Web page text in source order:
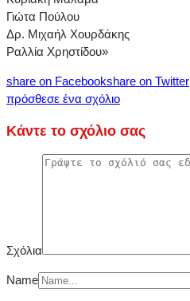
Γιώτα Πούλου
Δρ. Μιχαήλ Χουρδάκης
Ραλλία Χρηστίδου»
share on Facebookshare on Twitter
πρόσθεσε ένα σχόλιο
Κάντε το σχόλιο σας
Σχόλια
Name